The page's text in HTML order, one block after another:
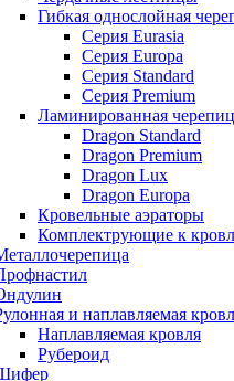
Гибкая однослойная
Серия Eurasia
Серия Europa
Серия Standard
Серия Premium
Ламинированная
Dragon Standard
Dragon Premium
Dragon Lux
Dragon Europa
Кровельные аэраторы
Комплектрующие к
и наплавляемая
Наплавляемая кровля
Рубероид